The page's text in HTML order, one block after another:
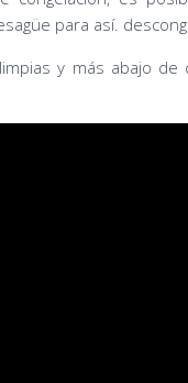
para así.
y más abajo de